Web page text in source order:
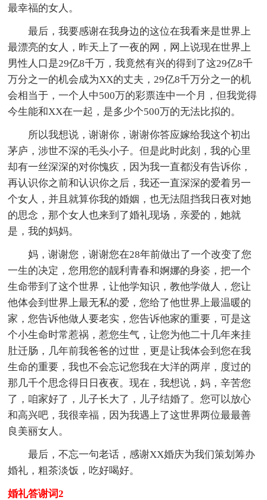
最幸福的女人。
最后，我要感谢在我身边的这位在我看来是世界上
最漂亮的女人，昨天上了一夜的网，网上说现在世界上
男性人口是29亿8千万，我竟然有兴的得到了这29亿8千
万分之一的机会成为XX的丈夫，29亿8千万分之一的机
会相当于，一个人中500万的彩票连中一个月，但我觉得
今生能和XX在一起，是多少个500万的无法比拟的。
所以我想说，谢谢你，谢谢你答应嫁给我这个初出
茅庐，涉世不深的毛头小子。但是此时此刻，我的心里
却有一丝深深的对你愧疚，因为我一直都没有告诉你，
再认识你之前和认识你之后，我还一直深深的爱着另一
个女人，并且就算你我的婚姻，也无法阻挡我日夜对她
的思念，那个女人也来到了婚礼现场，亲爱的，她就
是，我的妈妈。
妈，谢谢您，谢谢您在28年前做出了一个改变了您
一生的决定，您用您的靓利青春和婀娜的身姿，把一个
生命带到了这个世界，让他学知识，教他学做人，您让
他体会到世界上最无私的爱，您给了他世界上最温暖的
家，您告诉他做人要老实，您告诉他家的重要，可是这
个小生命时常惹祸，惹您生气，让您为他二十几年来挂
肚迁肠，几年前我爸爸的过世，更是让我体会到您在我
生命的重要，我也不会忘记您我在大洋的两岸，度过的
那几千个思念得日日夜夜。现在，我想说，妈，辛苦您
了，咱家好了，儿子长大了，儿子结婚了。您可以放心
和高兴吧，我很幸福，因为我遇上了这世界两位最最善
良美丽女人。
最后，不忘一句老话，感谢XX婚庆为我们策划筹办
婚礼，粗茶淡饭，吃好喝好。
婚礼答谢词2